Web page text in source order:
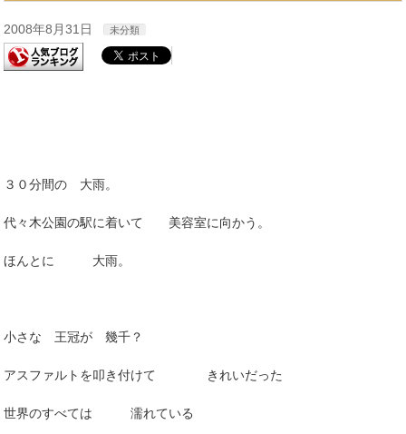
2008年8月31日 未分類
３０分間の 大雨。
代々木公園の駅に着いて 美容室に向かう。
ほんとに 大雨。
小さな 王冠が 幾千？
アスファルトを叩き付けて きれいだった
世界のすべては 濡れている